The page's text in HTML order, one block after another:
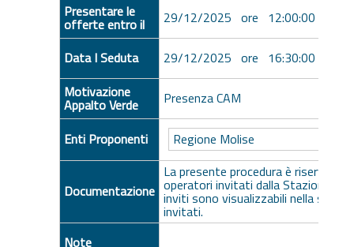
Presentare le
offerte entro il 29/12/2025 ore 12:00:00 [Ora
Data I Seduta
29/12/2025 ore 16:30:00 [Ora
Motivazione
Appalto Verde Presenza CAM
Enti Proponenti Regione Molise
Documentazione
La presente procedura è riservata
operatori invitati dalla Stazione
inviti sono visualizzabili nella
invitati.
Note